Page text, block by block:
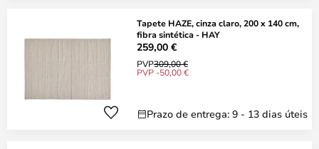
Tapete HAZE, cinza claro, 200 x 140 cm,
fibra sintética - HAY
259,00 €
PVP309,00 €
PVP -50,00 €
Prazo de entrega: 9 - 13 dias úteis